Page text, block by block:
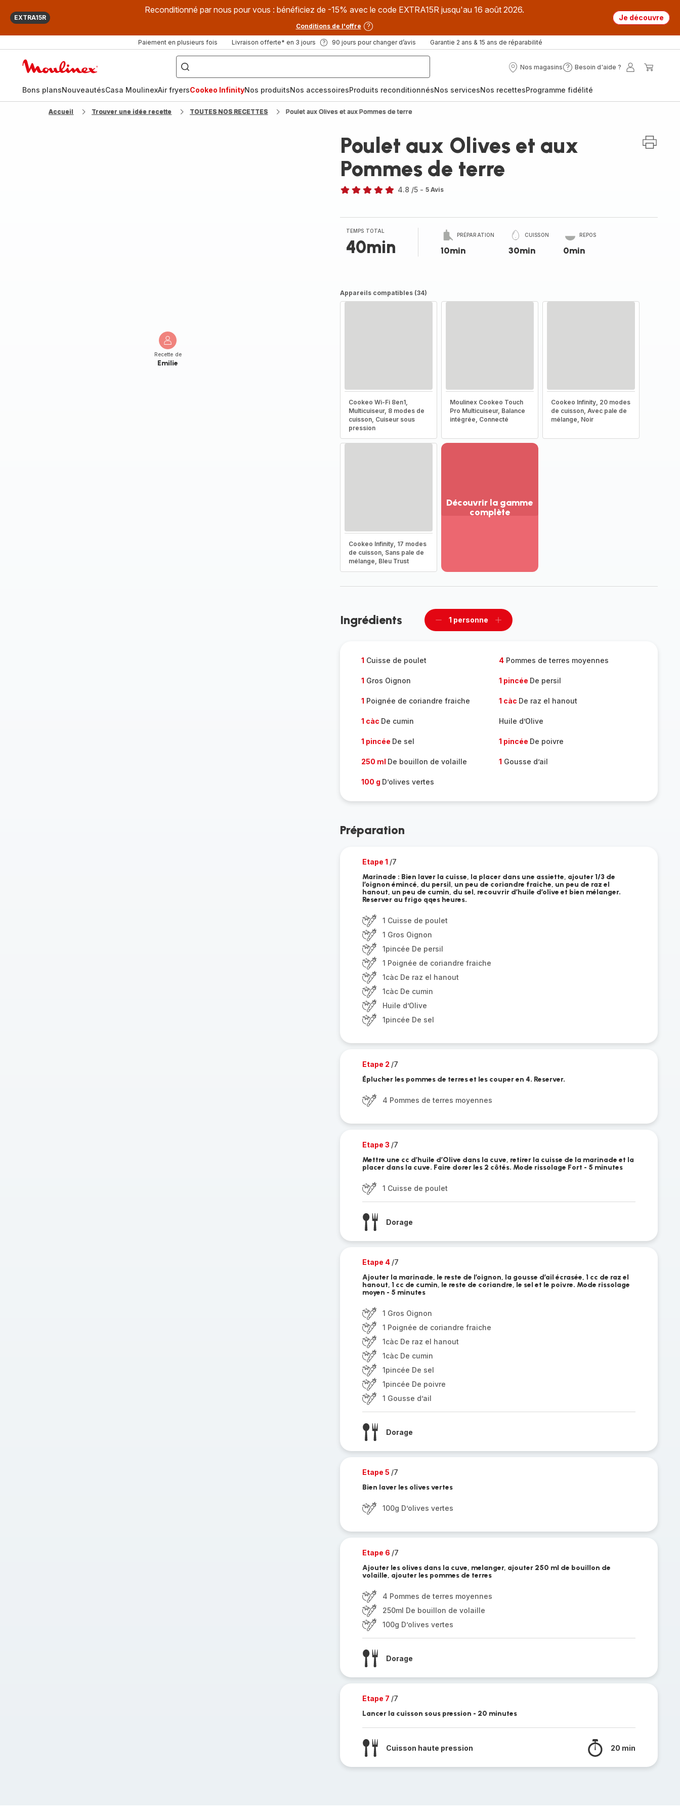
EXTRA15R
Reconditionné par nous pour vous : bénéficiez de -15% avec le code EXTRA15R jusqu'au 16 août 2026.
Conditions de l'offre
Je découvre
Paiement en plusieurs fois Livraison offerte* en 3 jours 90 jours pour changer d’avis Garantie 2 ans & 15 ans de réparabilité
["Que
recherchez-
vous
?",
fryer",
"Companion"]
Nos magasins
Nos
Besoin d'aide ?
Besoin
?
Mon
Bons plansNouveautésCasa MoulinexAir fryersCookeo InfinityNos produitsNos accessoiresProduits reconditionnésNos servicesNos recettesProgramme fidélité
Accueil Trouver une idée recette TOUTES NOS RECETTES Poulet aux Olives et aux Pommes de terre
Recette de
Emilie
Poulet aux Olives et aux
Pommes de terre
4.8 /5 - 5 Avis
TEMPS TOTAL
40min
PRÉPARATION
10min
CUISSON
30min
REPOS
0min
Appareils compatibles (34)
Cookeo Wi-Fi 8en1,
Multicuiseur, 8 modes de
cuisson, Cuiseur sous
pression
Moulinex Cookeo Touch
Pro Multicuiseur, Balance
intégrée, Connecté
Cookeo Infinity, 20 modes
de cuisson, Avec pale de
mélange, Noir
Cookeo Infinity, 17 modes
de cuisson, Sans pale de
mélange, Bleu Trust
Découvrir la gamme
complète
gamme
Ingrédients
Supprimer
1 personne
Ajouter
1 Cuisse de poulet 4Pommes de terres moyennes
1 Gros Oignon 1 pincée De persil
1 Poignée de coriandre fraiche 1 càc De raz el hanout
1 càc De cumin Huile d’Olive
1 pincée De sel 1 pincée De poivre
250 ml De bouillon de volaille 1 Gousse d’ail
100 g D’olives vertes
Préparation
Etape 1 /7
Marinade : Bien laver la cuisse, la placer dans une assiette, ajouter 1/3 de
l’oignon émincé, du persil, un peu de coriandre fraiche, un peu de raz el
hanout, un peu de cumin, du sel, recouvrir d’huile d’olive et bien mélanger.
Reserver au frigo qqes heures.
1 Cuisse de poulet
1 Gros Oignon
1pincée De persil
1 Poignée de coriandre fraiche
1càc De raz el hanout
1càc De cumin
Huile d’Olive
1pincée De sel
Etape 2 /7
Éplucher les pommes de terres et les couper en 4. Reserver.
4 Pommes de terres moyennes
Etape 3 /7
Mettre une cc d’huile d’Olive dans la cuve, retirer la cuisse de la marinade et la
placer dans la cuve. Faire dorer les 2 côtés. Mode rissolage Fort - 5 minutes
1 Cuisse de poulet
Dorage
Etape 4 /7
Ajouter la marinade, le reste de l’oignon, la gousse d’ail écrasée, 1 cc de raz el
hanout, 1 cc de cumin, le reste de coriandre, le sel et le poivre. Mode rissolage
moyen - 5 minutes
1 Gros Oignon
1 Poignée de coriandre fraiche
1càc De raz el hanout
1càc De cumin
1pincée De sel
1pincée De poivre
1 Gousse d’ail
Dorage
Etape 5 /7
Bien laver les olives vertes
100g D’olives vertes
Etape 6 /7
Ajouter les olives dans la cuve, melanger, ajouter 250 ml de bouillon de
volaille, ajouter les pommes de terres
4 Pommes de terres moyennes
250ml De bouillon de volaille
100g D’olives vertes
Dorage
Etape 7 /7
Lancer la cuisson sous pression - 20 minutes
Cuisson haute pression 20 min